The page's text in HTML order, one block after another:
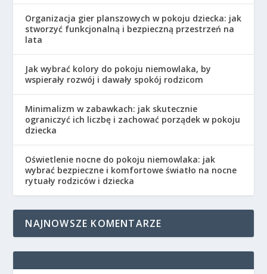
Organizacja gier planszowych w pokoju dziecka: jak
stworzyć funkcjonalną i bezpieczną przestrzeń na
lata
Jak wybrać kolory do pokoju niemowlaka, by
wspierały rozwój i dawały spokój rodzicom
Minimalizm w zabawkach: jak skutecznie
ograniczyć ich liczbę i zachować porządek w pokoju
dziecka
Oświetlenie nocne do pokoju niemowlaka: jak
wybrać bezpieczne i komfortowe światło na nocne
rytuały rodziców i dziecka
NAJNOWSZE KOMENTARZE